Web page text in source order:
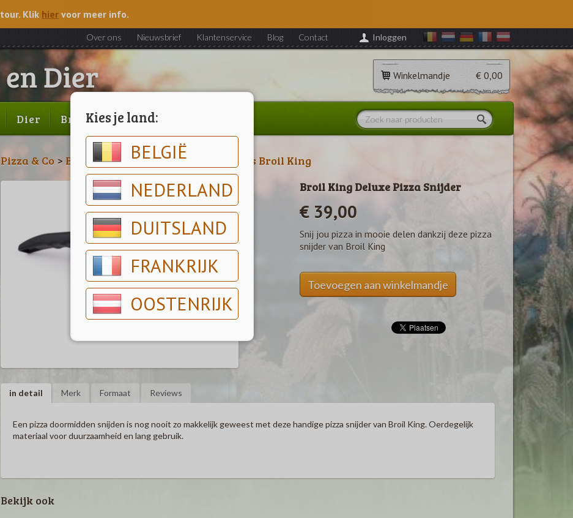
Kies je land:
BELGIË
NEDERLAND
DUITSLAND
FRANKRIJK
OOSTENRIJK
Klik hier voor meer info.
Over ons Nieuwsbrief Klantenservice Blog Contact Inloggen
Winkelmandje € 0,00
Dier Brood & gebak
Pizza & Co > Broil King Accessoires>
Accessoires Broil King
Broil King Deluxe Pizza Snijder
€ 39,00
Snij jou pizza in mooie delen dankzij deze pizza
snijder van Broil King
Toevoegen aan winkelmandje
in detail Merk Formaat Reviews
Een pizza doormidden snijden is nog nooit zo makkelijk geweest met deze handige pizza snijder van Broil King. Oerdegelijk
materiaal voor duurzaamheid en lang gebruik.
Bekijk ook